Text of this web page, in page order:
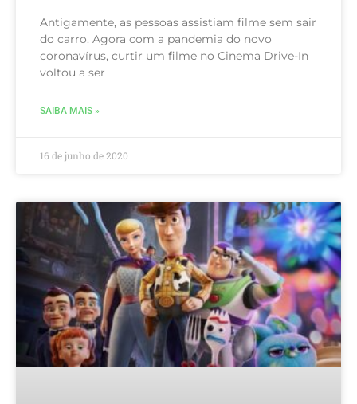
Antigamente, as pessoas assistiam filme sem sair
do carro. Agora com a pandemia do novo
coronavírus, curtir um filme no Cinema Drive-In
voltou a ser
SAIBA MAIS »
16 de junho de 2020